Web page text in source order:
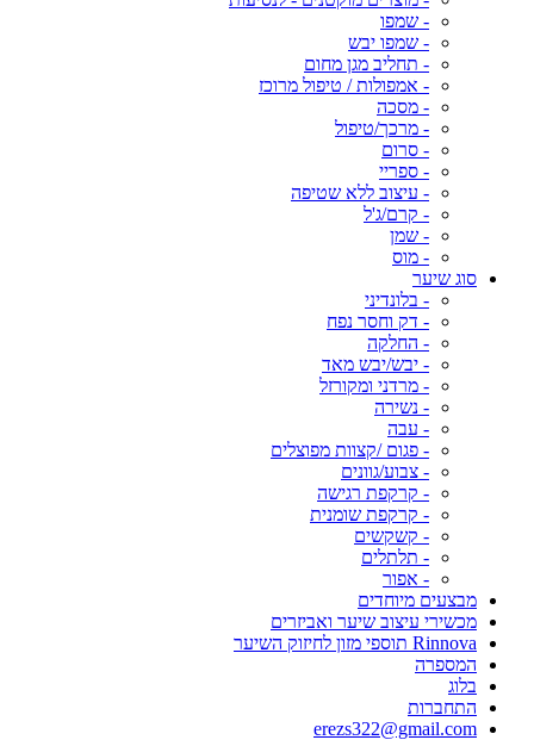
- שמפו
- שמפו יבש
- תחליב מגן מחום
- אמפולות / טיפול מרוכז
- מסכה
- מרכך/טיפול
- סרום
- ספריי
- עיצוב ללא שטיפה
- קרם/ג'ל
- שמן
- מוס
סוג שיער
- בלונדיני
- דק וחסר נפח
- החלקה
- יבש/יבש מאד
- מרדני ומקורזל
- נשירה
- עבה
- פגום /קצוות מפוצלים
- צבוע/גוונים
- קרקפת רגישה
- קרקפת שומנית
- קשקשים
- תלתלים
- אפור
מבצעים מיוחדים
מכשירי עיצוב שיער ואביזרים
Rinnova תוספי מזון לחיזוק השיער
המספרה
בלוג
התחברות
erezs322@gmail.com